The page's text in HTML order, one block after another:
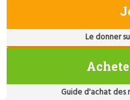
Le donner
Guide d'achat des